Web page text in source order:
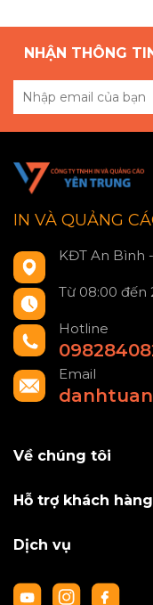
NHẬN THÔNG
IN VÀ QUẢNG
KĐT An Bình
Từ 08:00 đến
Hotline
Email
Về chúng tôi
Hỗ trợ khách hàng
Dịch vụ